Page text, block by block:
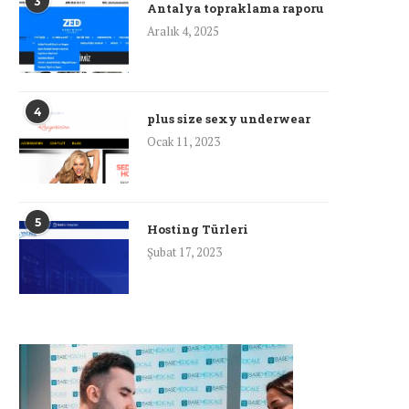
Antalya topraklama raporu
Aralık 4, 2025
4
plus size sexy underwear
Ocak 11, 2023
5
Hosting Türleri
Şubat 17, 2023